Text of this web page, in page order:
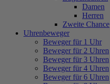
Damen
Herren
Zweite Chance
Uhrenbeweger
Beweger für 1 Uhr
Beweger für 2 Uhren
Beweger für 3 Uhren
Beweger für 4 Uhren
Beweger für 6 Uhren